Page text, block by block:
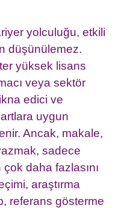
ve
Dergi
Yazımı
İçin
Uzman
Destek
yolculuğu, etkili
düşünülemez.
yüksek lisans
veya sektör
edici ve
uygun
Ancak, makale,
sadece
daha fazlasını
araştırma
referans gösterme